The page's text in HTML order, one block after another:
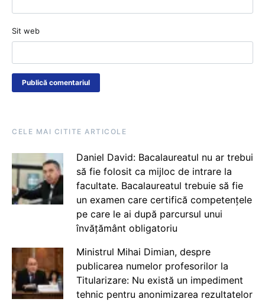
Sit web
CELE MAI CITITE ARTICOLE
Daniel David: Bacalaureatul nu ar trebui
să fie folosit ca mijloc de intrare la
facultate. Bacalaureatul trebuie să fie
un examen care certifică competențele
pe care le ai după parcursul unui
învățământ obligatoriu
Ministrul Mihai Dimian, despre
publicarea numelor profesorilor la
Titularizare: Nu există un impediment
tehnic pentru anonimizarea rezultatelor